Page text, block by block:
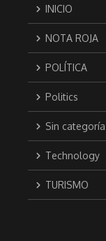
INICIO
NOTA ROJA
POLÍTICA
Politics
Sin categoría
Technology
TURISMO